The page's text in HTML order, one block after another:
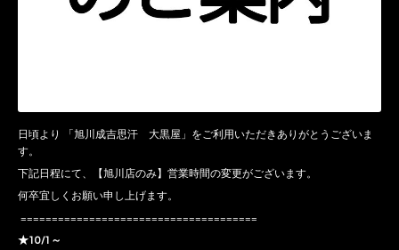
日頃より 「旭川成吉思汗 大黒屋」をご利用いただきありがとうございま
す。
下記日程にて、【旭川店のみ】営業時間の変更がございます。
何卒宜しくお願い申し上げます。
======================================
★10/1～